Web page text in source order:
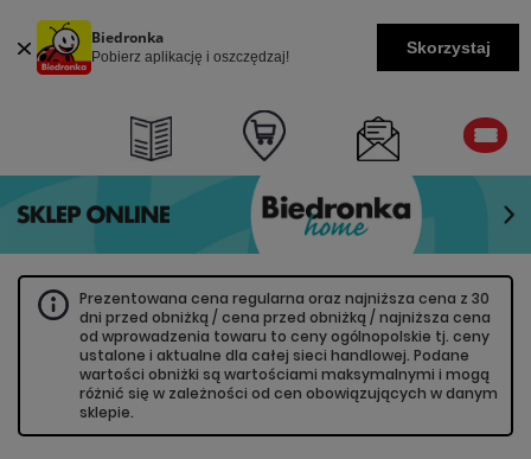
Biedronka
Pobierz aplikację i oszczędzaj! Skorzystaj
Prezentowana cena regularna oraz najniższa cena z 30
dni przed obniżką / cena przed obniżką / najniższa cena
od wprowadzenia towaru to ceny ogólnopolskie tj. ceny
ustalone i aktualne dla całej sieci handlowej. Podane
wartości obniżki są wartościami maksymalnymi i mogą
różnić się w zależności od cen obowiązujących w danym
sklepie.